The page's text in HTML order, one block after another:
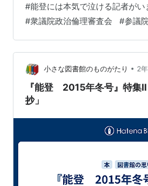
縦14.5㎝、横4㎝のスペースに
そのスナップ写真。 小さな図書
こと』が当初は『つぶやき』名…
#能登には本気で泣ける記者がい
#衆議院政治倫理審査会 #参議
小さな図書館のものがたり • 2
『能登 2015年冬号』特集
抄」